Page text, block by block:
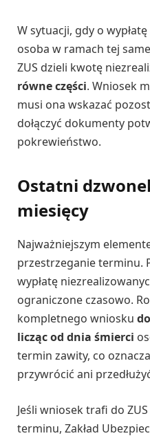
W sytuacji, gdy o
osoba w ramach tej
ZUS dzieli kwotę
równe części. Wniosek
musi ona wskazać
dołączyć dokumenty
pokrewieństwo.
Ostatni
miesięcy
Najważniejszym
przestrzeganie terminu.
wypłatę
ograniczone czasowo.
kompletnego wniosku
licząc od dnia śmierci
termin zawity, co
przywrócić ani
Jeśli wniosek trafi do
terminu, Zakład